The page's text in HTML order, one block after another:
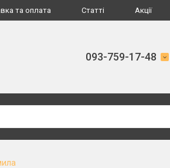
та оплата Статті Акції
093-759-17-48